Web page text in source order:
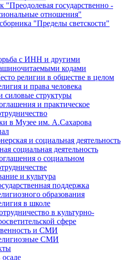
"Преодолевая государственно -
отношения"
"Пределы светскости"
с ИНН и другими
кодами
религии в обществе в целом
и права человека
силовые структуры
и практическое
в Музее им. А.Сахарова
и социальная деятельность
социальная деятельность
о социальном
и культура
поддержка
образования
в школе
в культурно-
сфере
и СМИ
СМИ